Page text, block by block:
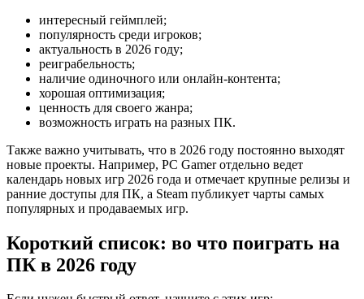
интересный геймплей;
популярность среди игроков;
актуальность в 2026 году;
реиграбельность;
наличие одиночного или онлайн-контента;
хорошая оптимизация;
ценность для своего жанра;
возможность играть на разных ПК.
Также важно учитывать, что в 2026 году постоянно выходят
новые проекты. Например, PC Gamer отдельно ведет
календарь новых игр 2026 года и отмечает крупные релизы и
ранние доступы для ПК, а Steam публикует чарты самых
популярных и продаваемых игр.
Короткий список: во что поиграть на
ПК в 2026 году